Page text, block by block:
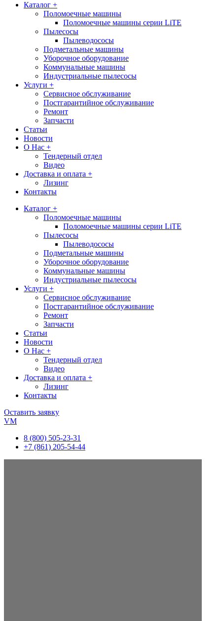
Каталог +
Поломоечные машины
Поломоечные машины серии LiTE
Пылесосы
Пылеводососы
Подметальные машины
Уборочное оборудование
Коммунальные машины
Индустриальные пылесосы
Услуги +
Сервисное обслуживание
Постгарантийное обслуживание
Ремонт
Запчасти
Статьи
Новости
О Нас +
Тендерный отдел
Видео
Доставка и оплата +
Лизинг
Контакты
Каталог +
Поломоечные машины
Поломоечные машины серии LiTE
Пылесосы
Пылеводососы
Подметальные машины
Уборочное оборудование
Коммунальные машины
Индустриальные пылесосы
Услуги +
Сервисное обслуживание
Постгарантийное обслуживание
Ремонт
Запчасти
Статьи
Новости
О Нас +
Тендерный отдел
Видео
Доставка и оплата +
Лизинг
Контакты
Оставить заявку
VM
8 (800) 505-23-31
+7 (861) 205-54-44